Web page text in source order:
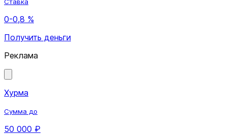
0-0,8 %
Получить деньги
Реклама
Хурма
Сумма до
50 000 ₽